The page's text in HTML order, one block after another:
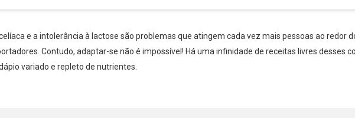
e a intolerância à lactose são problemas que atingem cada vez mais pessoas ao redor
Contudo, adaptar-se não é impossível! Há uma infinidade de receitas livres desses
variado e repleto de nutrientes.